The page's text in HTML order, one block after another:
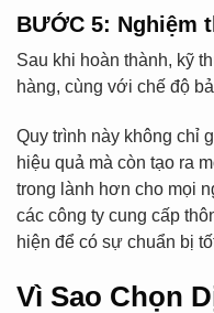
BƯỚC 5: Nghiệm
Sau khi hoàn thành, kỹ
hàng, cùng với chế độ
Quy trình này không chỉ
hiệu quả mà còn tạo ra
trong lành hơn cho mọi
các công ty cung cấp
hiện để có sự chuẩn bị
Vì Sao Chọn